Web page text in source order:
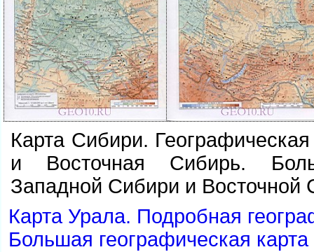
Карта Сибири.
и Восточная Сибирь.
Западной Сибири и Восточной
Карта Урала. Подробная
Большая географическая